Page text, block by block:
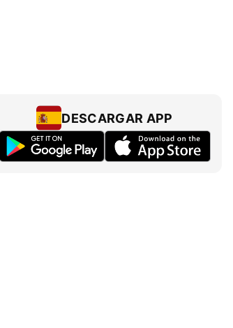
DESCARGAR APP